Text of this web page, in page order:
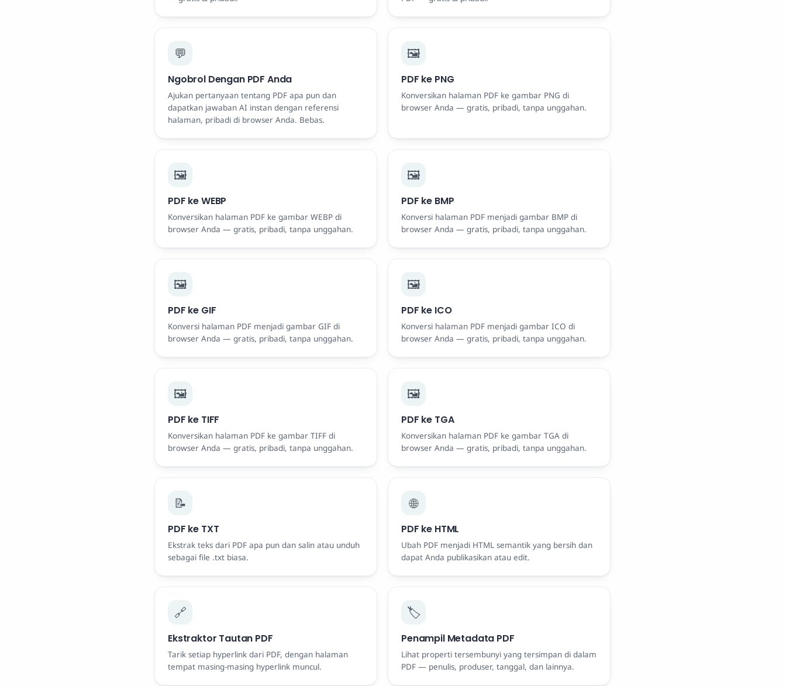
💬
Ngobrol Dengan PDF Anda
Ajukan pertanyaan tentang PDF apa pun dan
dapatkan jawaban AI instan dengan referensi
halaman, pribadi di browser Anda. Bebas.
🖼️
PDF ke PNG
Konversikan halaman PDF ke gambar PNG di
browser Anda — gratis, pribadi, tanpa unggahan.
🖼️
PDF ke WEBP
Konversikan halaman PDF ke gambar WEBP di
browser Anda — gratis, pribadi, tanpa unggahan.
🖼️
PDF ke BMP
Konversi halaman PDF menjadi gambar BMP di
browser Anda — gratis, pribadi, tanpa unggahan.
🖼️
PDF ke GIF
Konversi halaman PDF menjadi gambar GIF di
browser Anda — gratis, pribadi, tanpa unggahan.
🖼️
PDF ke ICO
Konversi halaman PDF menjadi gambar ICO di
browser Anda — gratis, pribadi, tanpa unggahan.
🖼️
PDF ke TIFF
Konversikan halaman PDF ke gambar TIFF di
browser Anda — gratis, pribadi, tanpa unggahan.
🖼️
PDF ke TGA
Konversikan halaman PDF ke gambar TGA di
browser Anda — gratis, pribadi, tanpa unggahan.
📝
PDF ke TXT
Ekstrak teks dari PDF apa pun dan salin atau unduh
sebagai file .txt biasa.
🌐
PDF ke HTML
Ubah PDF menjadi HTML semantik yang bersih dan
dapat Anda publikasikan atau edit.
🔗
Ekstraktor Tautan PDF
Tarik setiap hyperlink dari PDF, dengan halaman
tempat masing-masing hyperlink muncul.
🏷️
Penampil Metadata PDF
Lihat properti tersembunyi yang tersimpan di dalam
PDF — penulis, produser, tanggal, dan lainnya.